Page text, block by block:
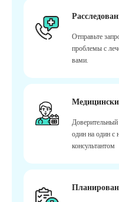
Отправьте
проблемы с
вами.
один на один
консультантом